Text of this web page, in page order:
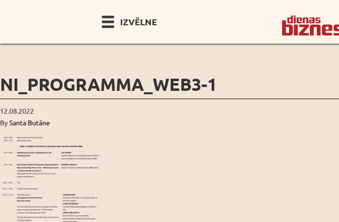
IZVĒLNE
NI_PROGRAMMA_WEB3-1
12.08.2022
BySanta Butāne